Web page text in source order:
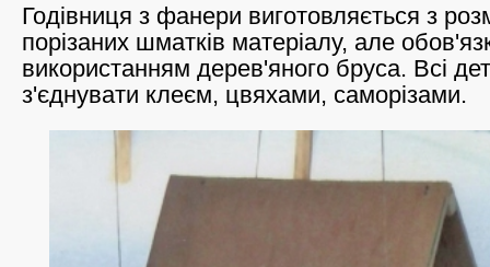
Годівниця з фанери виготовляється з
порізаних шматків матеріалу, але
використанням дерев'яного бруса. Всі
з'єднувати клеєм, цвяхами, саморізами.